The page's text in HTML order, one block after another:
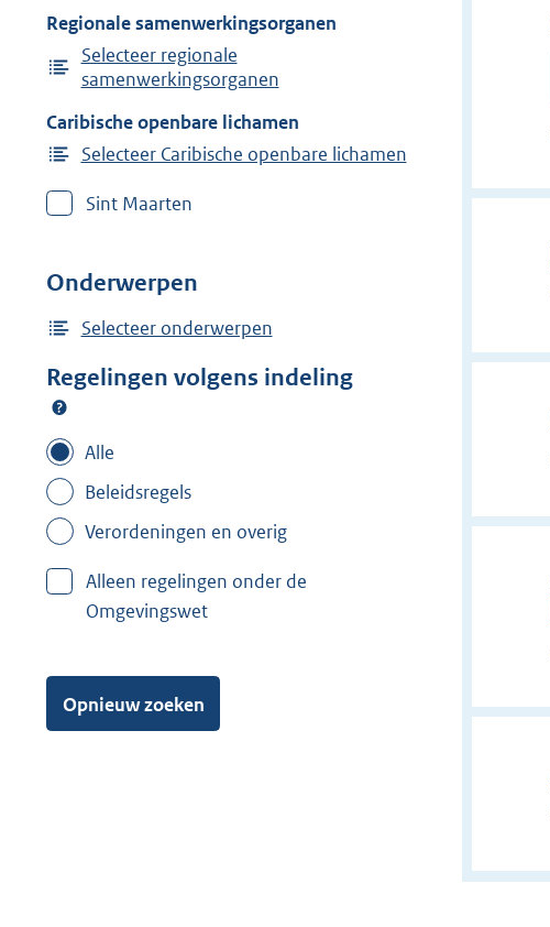
Regionale samenwerkingsorganen
Selecteer regionale
samenwerkingsorganen
Caribische openbare lichamen
Selecteer Caribische openbare lichamen
Sint Maarten
Onderwerpen
Selecteer onderwerpen
Regelingen volgens indeling
Alle
Beleidsregels
Verordeningen en overig
Alleen regelingen onder de
Omgevingswet
Opnieuw zoeken